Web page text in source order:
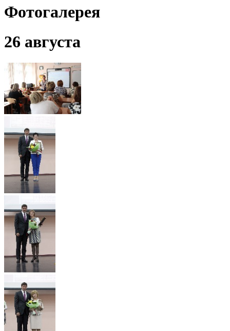
Фотогалерея
26 августа